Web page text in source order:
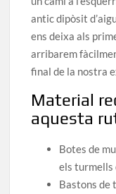
antic dipòsit
ens deixa als
arribarem
final de la nostra
Material
aquesta
Botes de
els turmells
Bastons de